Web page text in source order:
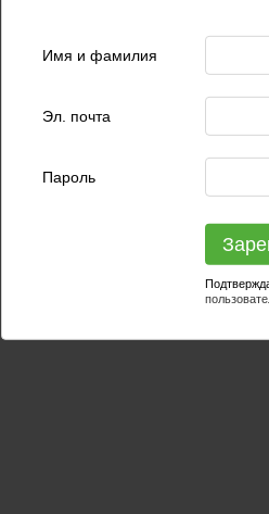
Имя и фамилия
Эл. почта
Пароль